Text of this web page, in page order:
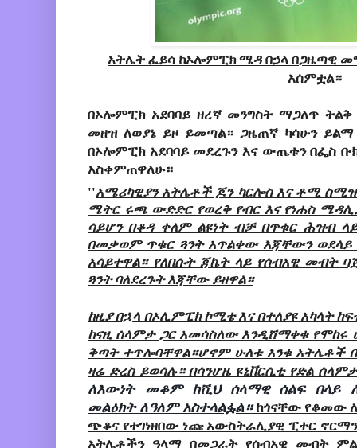
አትሌት ፈይሳ ከኦሎምፒክ ሜዳ በኃላ በጋዜጣዊ
አሰምቷል።
በኦሎምፒክ አደባባይ ዘረኛ መንግስት ማጋለጥ
መዘዝ ለወያኔ ይዞ ይመጣል። ጋዜጠኛ ካሳሁን ይልማ
በኦሎምፒክ አደባባይ መደረጉን እና ውጤቱን በፌስ
አስቀምጠዋለሁ።
''አሜሪካዊያን አትሌቶች ጆን ካርሎስ እና ቶሚ ስሚዝ
ሜትር ሩጫ ውድድር የወረቅ የብር እና የነሐስ
ሳይሆን በቆዳ ቀለም ልዩነት ብቻ በጥቁር ሕዝብ
በመቃወም ጥቁር ጓንት አጥልቀው እጃቸውን ወደላይ
አሳይተዋል። የለበሱት ጃኬት ላይ የሰብአዊ
ጓንት ባለደረጉት እጃቸው ይዘዋል።
ከዚያ በኋላ በኦሊምፒክ ኮሚቴ እና በተለያዩ አካላት
ከናዚ ሰላምታ ጋር አመሳስለው እንዲሸማቀቁ የሞከሩ
ቅጣት ተጥሎባቸዋል።ሆኖም ሁለቱ እንቁ አትሌቶች
ዛሬ ድረስ ይወሳሉ። በሳንሆዜ ዩኒቨርሲቲ የድል
ለእውነት መቆም ከሺህ ሰላማዊ ሰልፍ በላይ
መልዕክት ለዓለም አስተላልፏል።ከጎናቸው የቆመው
ጭቆና የተገነዘበው ነጩ አውስትራሊያዊ ፒተር
አትሌቶችን ዓላማ በመጋራት የሰብአዊ መብት